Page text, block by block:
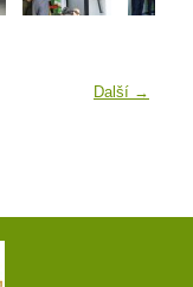
Další →